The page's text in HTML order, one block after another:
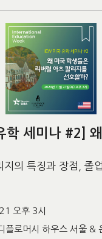
학 세미나 #2]
지의 특징과 장점, 졸
오후 3시
플로머시 하우스 서울 &